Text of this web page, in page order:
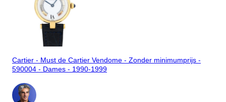
Cartier - Must de Cartier Vendome - Zonder minimumprijs -
590004 - Dames - 1990-1999